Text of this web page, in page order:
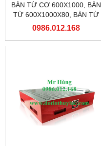
BÀN TỪ CƠ 600X1000, BÀN
TỪ 600X1000X80, BÀN TỪ
MÁY PHAY
0986.012.168